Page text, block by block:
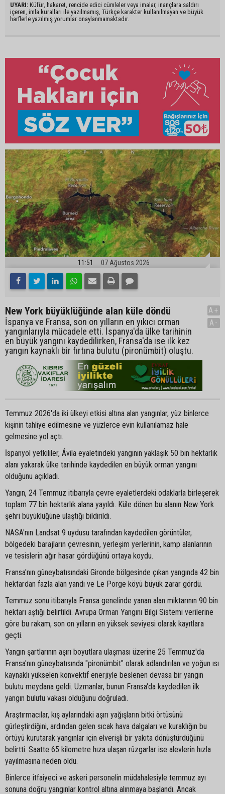
UYARI: Küfür, hakaret, rencide edici cümleler veya imalar, inançlara saldırı
içeren, imla kuralları ile yazılmamış, Türkçe karakter kullanılmayan ve büyük
harflerle yazılmış yorumlar onaylanmamaktadır.
11:51 07 Ağustos 2026
New York büyüklüğünde alan küle döndü
İspanya ve Fransa, son on yılların en yıkıcı orman
yangınlarıyla mücadele etti. İspanya'da ülke tarihinin
en büyük yangını kaydedilirken, Fransa'da ise ilk kez
yangın kaynaklı bir fırtına bulutu (pironümbit) oluştu.
A+
A-
Temmuz 2026'da iki ülkeyi etkisi altına alan yangınlar, yüz binlerce
kişinin tahliye edilmesine ve yüzlerce evin kullanılamaz hale
gelmesine yol açtı.
İspanyol yetkililer, Ávila eyaletindeki yangının yaklaşık 50 bin hektarlık
alanı yakarak ülke tarihinde kaydedilen en büyük orman yangını
olduğunu açıkladı.
Yangın, 24 Temmuz itibarıyla çevre eyaletlerdeki odaklarla birleşerek
toplam 77 bin hektarlık alana yayıldı. Küle dönen bu alanın New York
şehri büyüklüğüne ulaştığı bildirildi.
NASA'nın Landsat 9 uydusu tarafından kaydedilen görüntüler,
bölgedeki barajların çevresinin, yerleşim yerlerinin, kamp alanlarının
ve tesislerin ağır hasar gördüğünü ortaya koydu.
Fransa'nın güneybatısındaki Gironde bölgesinde çıkan yangında 42 bin
hektardan fazla alan yandı ve Le Porge köyü büyük zarar gördü.
Temmuz sonu itibarıyla Fransa genelinde yanan alan miktarının 90 bin
hektarı aştığı belirtildi. Avrupa Orman Yangını Bilgi Sistemi verilerine
göre bu rakam, son on yılların en yüksek seviyesi olarak kayıtlara
geçti.
Yangın şartlarının aşırı boyutlara ulaşması üzerine 25 Temmuz'da
Fransa'nın güneybatısında "pironümbit" olarak adlandırılan ve yoğun ısı
kaynaklı yükselen konvektif enerjiyle beslenen devasa bir yangın
bulutu meydana geldi. Uzmanlar, bunun Fransa'da kaydedilen ilk
yangın bulutu vakası olduğunu doğruladı.
Araştırmacılar, kış aylarındaki aşırı yağışların bitki örtüsünü
gürleştirdiğini, ardından gelen sıcak hava dalgaları ve kuraklığın bu
örtüyü kurutarak yangınlar için elverişli bir yakıta dönüştürdüğünü
belirtti. Saatte 65 kilometre hıza ulaşan rüzgarlar ise alevlerin hızla
yayılmasına neden oldu.
Binlerce itfaiyeci ve askeri personelin müdahalesiyle temmuz ayı
sonuna doğru yangınlar kontrol altına alınmaya başlandı. Ancak